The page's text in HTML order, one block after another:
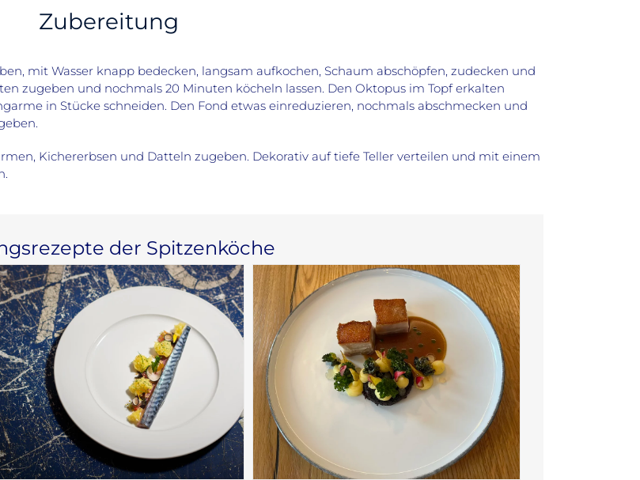
Zubereitung
mit Wasser knapp bedecken, langsam aufkochen, Schaum abschöpfen, zudecken und
zugeben und nochmals 20 Minuten köcheln lassen. Den Oktopus im Topf erkalten
in Stücke schneiden. Den Fond etwas einreduzieren, nochmals abschmecken und
Kichererbsen und Datteln zugeben. Dekorativ auf tiefe Teller verteilen und mit einem
der Spitzenköche